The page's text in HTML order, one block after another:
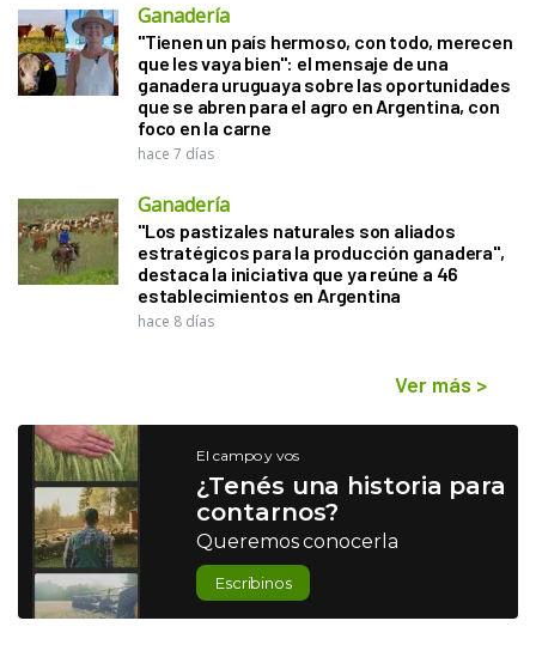
Ganadería
"Tienen un país hermoso, con todo, merecen
que les vaya bien": el mensaje de una
ganadera uruguaya sobre las oportunidades
que se abren para el agro en Argentina, con
foco en la carne
hace 7 días
Ganadería
"Los pastizales naturales son aliados
estratégicos para la producción ganadera",
destaca la iniciativa que ya reúne a 46
establecimientos en Argentina
hace 8 días
Ver más >
El campo y vos
¿Tenés una historia para
contarnos?
Queremos conocerla
Escribinos